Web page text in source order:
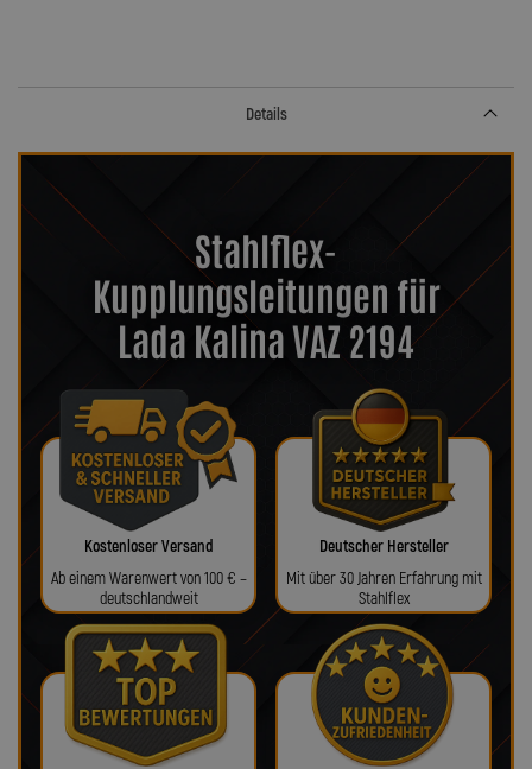
Details
Stahlflex-
Kupplungsleitungen für
Lada Kalina VAZ 2194
Kostenloser Versand
Ab einem Warenwert von 100 € –
deutschlandweit
Deutscher Hersteller
Mit über 30 Jahren Erfahrung mit
Stahlflex